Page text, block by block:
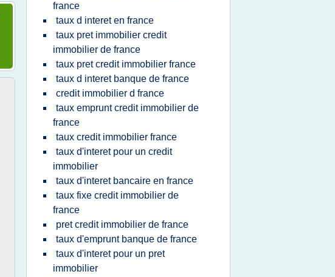
france
taux d interet en france
taux pret immobilier credit
immobilier de france
taux pret credit immobilier france
taux d interet banque de france
credit immobilier d france
taux emprunt credit immobilier de
france
taux credit immobilier france
taux d'interet pour un credit
immobilier
taux d'interet bancaire en france
taux fixe credit immobilier de
france
pret credit immobilier de france
taux d'emprunt banque de france
taux d'interet pour un pret
immobilier